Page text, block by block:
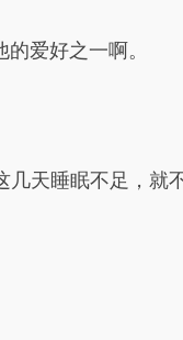
爱好之一啊。
天睡眠不足，就